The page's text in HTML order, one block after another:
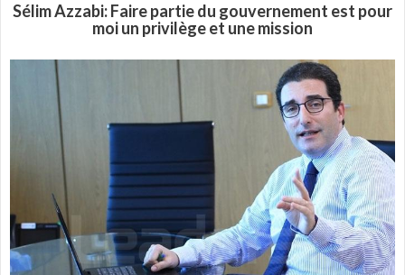
Sélim Azzabi: Faire partie du gouvernement est pour
moi un privilège et une mission